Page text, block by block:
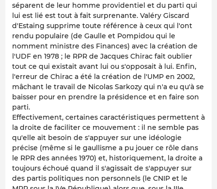
séparent de leur homme providentiel et du parti qui
lui est lié est tout à fait surprenante. Valéry Giscard
d'Estaing supprime toute référence à ceux qui l'ont
rendu populaire (de Gaulle et Pompidou qui le
nomment ministre des Finances) avec la création de
l'UDF en 1978 ; le RPR de Jacques Chirac fait oublier
tout ce qui existait avant lui ou s'opposait à lui. Enfin,
l'erreur de Chirac a été la création de l'UMP en 2002,
mâchant le travail de Nicolas Sarkozy qui n'a eu qu'à se
baisser pour en prendre la présidence et en faire son
parti.
Effectivement, certaines caractéristiques permettent à
la droite de faciliter ce mouvement : il ne semble pas
qu'elle ait besoin de s'appuyer sur une idéologie
précise (même si le gaullisme a pu jouer ce rôle dans
le RPR des années 1970) et, historiquement, la droite a
toujours échoué quand il s'agissait de s'appuyer sur
des partis politiques non personnels (le CNIP et le